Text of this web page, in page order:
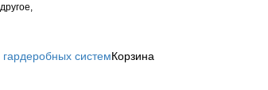
системКорзина